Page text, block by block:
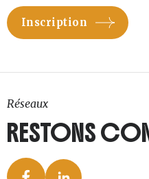
Réseaux
RESTONS